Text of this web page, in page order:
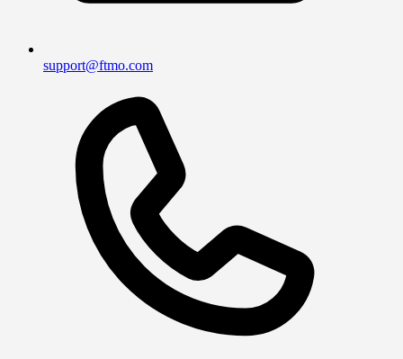
support@ftmo.com